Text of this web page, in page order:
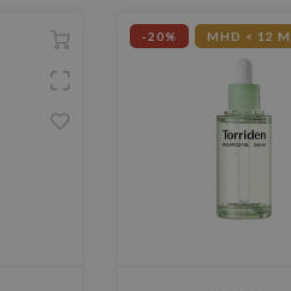
-20% MHD < 12